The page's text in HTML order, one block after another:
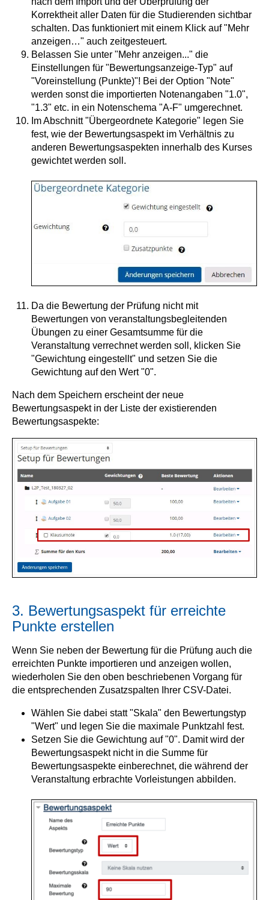
Korrektheit aller Daten für die Studierenden sichtbar
schalten. Das funktioniert mit einem Klick auf "Mehr
anzeigen…" auch zeitgesteuert.
Belassen Sie unter "Mehr anzeigen..." die
Einstellungen für "Bewertungsanzeige-Typ" auf
"Voreinstellung (Punkte)"! Bei der Option "Note"
werden sonst die importierten Notenangaben "1.0",
"1.3" etc. in ein Notenschema "A-F" umgerechnet.
Im Abschnitt "Übergeordnete Kategorie" legen Sie
fest, wie der Bewertungsaspekt im Verhältnis zu
anderen Bewertungsaspekten innerhalb des Kurses
gewichtet werden soll.
Da die Bewertung der Prüfung nicht mit
Bewertungen von veranstaltungsbegleitenden
Übungen zu einer Gesamtsumme für die
Veranstaltung verrechnet werden soll, klicken Sie
"Gewichtung eingestellt" und setzen Sie die
Gewichtung auf den Wert "0".
Nach dem Speichern erscheint der neue
Bewertungsaspekt in der Liste der existierenden
Bewertungsaspekte:
3. Bewertungsaspekt für erreichte
Punkte erstellen
Wenn Sie neben der Bewertung für die Prüfung auch die
erreichten Punkte importieren und anzeigen wollen,
wiederholen Sie den oben beschriebenen Vorgang für
die entsprechenden Zusatzspalten Ihrer CSV-Datei.
Wählen Sie dabei statt "Skala" den Bewertungstyp
"Wert" und legen Sie die maximale Punktzahl fest.
Setzen Sie die Gewichtung auf "0". Damit wird der
Bewertungsaspekt nicht in die Summe für
Bewertungsaspekte einberechnet, die während der
Veranstaltung erbrachte Vorleistungen abbilden.